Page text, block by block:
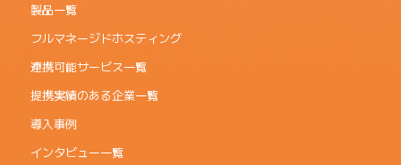
製品一覧
フルマネージドホスティング
連携可能サービス一覧
提携実績のある企業一覧
導入事例
インタビュー一覧